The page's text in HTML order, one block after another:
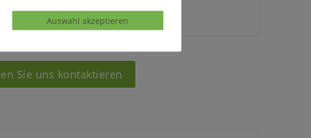
Sie uns kontaktieren
Auswahl akzeptieren